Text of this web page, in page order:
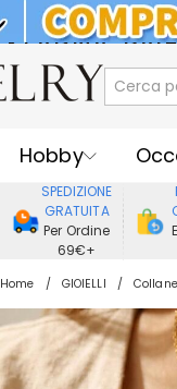
KLARNA:
Hobby
Ricevente
Gioielli
Abbigliamento
SPEDIZIONE
GRATUITA
Per Ordine
69€+
Home GIOIELLI Collane